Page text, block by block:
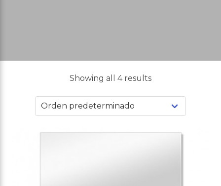
Showing all 4 results